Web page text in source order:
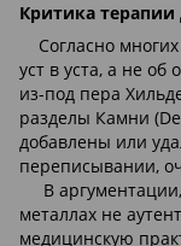
Критика
Согласно
уст в уста, а не
из-под пера
разделы Камни
добавлены или
переписывании,
В аргументации,
металлах не
медицинскую